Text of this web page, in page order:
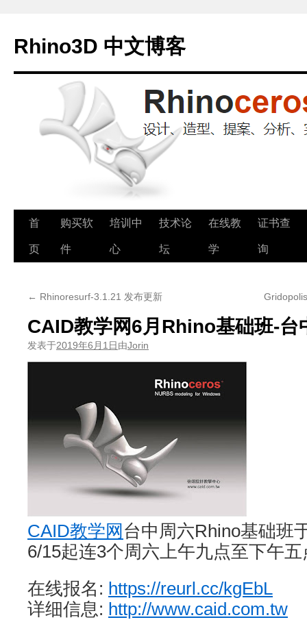
Rhino3D 中文博客
跳
至
首
页
购买软
件
培训中
心
技术论
坛
在线教
学
证书查
询
← Rhinoresurf-3.1.21 发布更新
CAID教学网6月Rhino基础班-台
发表于2019年6月1日由Jorin
CAID教学网 台中周六Rhino基础班
6/15起连3个周六上午九点至下午五
在线报名: https://reurl.cc/kgEbL
详细信息: http://www.caid.com.tw